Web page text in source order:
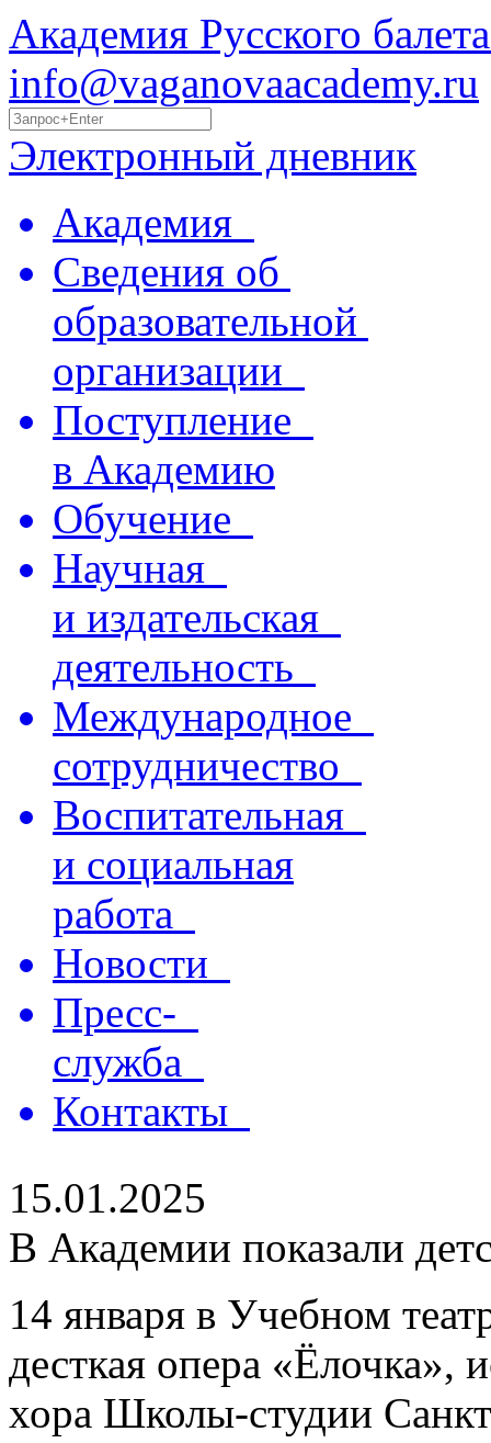
Академия Русского
info@vaganovaacademy.ru
Электронный дневник
Академия
Сведения об
образовательной
организации
Поступление
в Академию
Обучение
Научная
и издательская
деятельность
Международное
сотрудничество
Воспитательная
и социальная
работа
Новости
Пресс-
служба
Контакты
15.01.2025
В Академии показали
14 января в Учебном
десткая опера «Ёлочка»,
хора Школы-студии